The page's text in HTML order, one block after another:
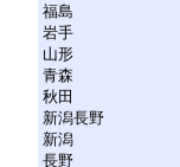
福島
岩手
山形
青森
秋田
新潟長野
新潟
長野